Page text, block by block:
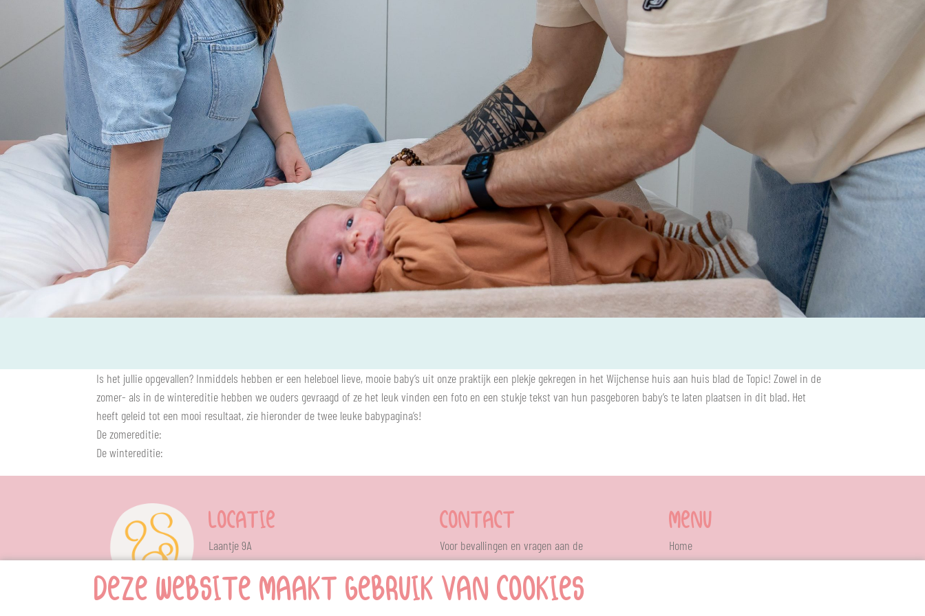
Is het jullie opgevallen? Inmiddels hebben er een heleboel lieve, mooie baby’s uit onze praktijk een plekje gekregen in het Wijchense huis aan huis blad deTopic! Zowel in de
zomer- als in de wintereditie hebben we ouders gevraagd of ze het leuk vinden een foto en een stukje tekst van hun pasgeboren baby’s te laten plaatsen in dit blad. Het
heeft geleid tot een mooi resultaat, zie hieronder de twee leuke babypagina’s!
De zomereditie:
De wintereditie:
LOCATIE
Laantje 9A
6602 AA Wijchen
CONTACT
Voor bevallingen en vragen aan de
verloskundige bel je 24 uur per dag:
06-51822634
MENU
Home
Nieuws
DEZE WEBSITE MAAKT GEBRUIK VAN COOKIES